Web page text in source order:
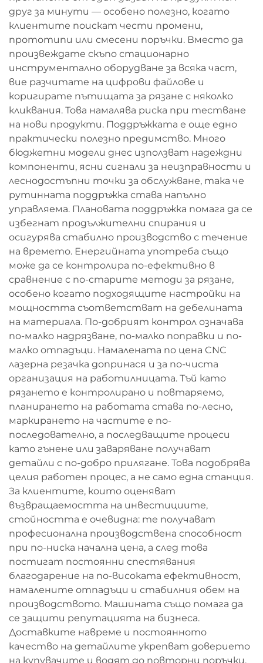
друг за минути — особено полезно, когато
клиентите поискат чести промени,
прототипи или смесени поръчки. Вместо да
произвеждате скъпо стационарно
инструментално оборудване за всяка част,
вие разчитате на цифрови файлове и
коригирате пътищата за рязане с няколко
кликвания. Това намалява риска при тестване
на нови продукти. Поддръжката е още едно
практически полезно предимство. Много
бюджетни модели днес използват надеждни
компоненти, ясни сигнали за неизправности и
леснодостъпни точки за обслужване, така че
рутинната поддръжка става напълно
управляема. Плановата поддръжка помага да се
избегнат продължителни спирания и
осигурява стабилно производство с течение
на времето. Енергийната употреба също
може да се контролира по-ефективно в
сравнение с по-старите методи за рязане,
особено когато подходящите настройки на
мощността съответстват на дебелината
на материала. По-добрият контрол означава
по-малко надрязване, по-малко поправки и по-
малко отпадъци. Намалената по цена CNC
лазерна резачка допринася и за по-чиста
организация на работилницата. Тъй като
рязането е контролирано и повтаряемо,
планирането на работата става по-лесно,
маркирането на частите е по-
последователно, а последващите процеси
като гънене или заваряване получават
детайли с по-добро прилягане. Това подобрява
целия работен процес, а не само една станция.
За клиентите, които оценяват
възвращаемостта на инвестициите,
стойността е очевидна: те получават
професионална производствена способност
при по-ниска начална цена, а след това
постигат постоянни спестявания
благодарение на по-високата ефективност,
намалените отпадъци и стабилния обем на
производството. Машината също помага да
се защити репутацията на бизнеса.
Доставките навреме и постоянното
качество на детайлите укрепват доверието
на купувачите и водят до повторни поръчки.